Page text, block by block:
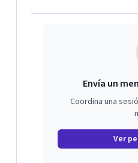
Envía un
Coordina una
Ver